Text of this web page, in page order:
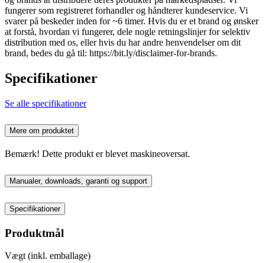
fungerer som registreret forhandler og håndterer kundeservice. Vi
svarer på beskeder inden for ~6 timer. Hvis du er et brand og ønsker
at forstå, hvordan vi fungerer, dele nogle retningslinjer for selektiv
distribution med os, eller hvis du har andre henvendelser om dit
brand, bedes du gå til: https://bit.ly/disclaimer-for-brands.
Specifikationer
Se alle specifikationer
Mere om produktet
Bemærk! Dette produkt er blevet maskineoversat.
Manualer, downloads, garanti og support
Specifikationer
Produktmål
Vægt (inkl. emballage)